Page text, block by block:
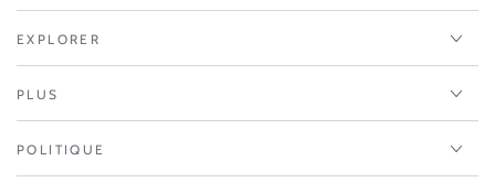
EXPLORER
PLUS
POLITIQUE